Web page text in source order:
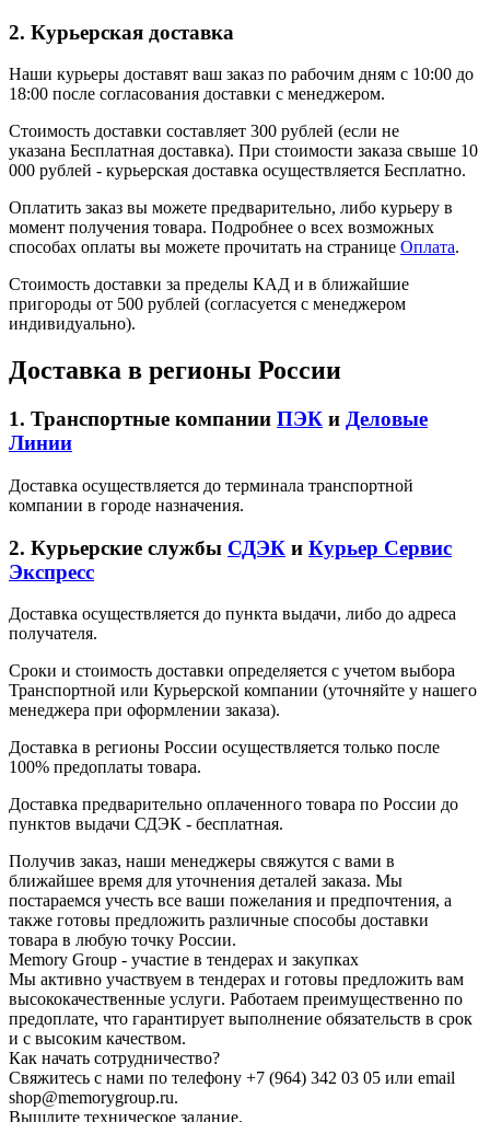
2. Курьерская доставка
Наши курьеры доставят ваш заказ по рабочим дням с 10:00 до
18:00 после согласования доставки с менеджером.
Стоимость доставки составляет 300 рублей (если не
указана Бесплатная доставка). При стоимости заказа свыше 10
000 рублей - курьерская доставка осуществляется Бесплатно.
Оплатить заказ вы можете предварительно, либо курьеру в
момент получения товара. Подробнее о всех возможных
способах оплаты вы можете прочитать на странице Оплата.
Стоимость доставки за пределы КАД и в ближайшие
пригороды от 500 рублей (согласуется с менеджером
индивидуально).
Доставка в регионы России
1. Транспортные компании ПЭК и Деловые
Линии
Доставка осуществляется до терминала транспортной
компании в городе назначения.
2. Курьерские службы СДЭК и Курьер Сервис
Экспресс
Доставка осуществляется до пункта выдачи, либо до адреса
получателя.
Сроки и стоимость доставки определяется с учетом выбора
Транспортной или Курьерской компании (уточняйте у нашего
менеджера при оформлении заказа).
Доставка в регионы России осуществляется только после
100% предоплаты товара.
Доставка предварительно оплаченного товара по России до
пунктов выдачи СДЭК - бесплатная.
Получив заказ, наши менеджеры свяжутся с вами в
ближайшее время для уточнения деталей заказа. Мы
постараемся учесть все ваши пожелания и предпочтения, а
также готовы предложить различные способы доставки
товара в любую точку России.
Memory Group - участие в тендерах и закупках
Мы активно участвуем в тендерах и готовы предложить вам
высококачественные услуги. Работаем преимущественно по
предоплате, что гарантирует выполнение обязательств в срок
и с высоким качеством.
Как начать сотрудничество?
Свяжитесь с нами по телефону +7 (964) 342 03 05 или email
shop@memorygroup.ru.
Вышлите техническое задание.